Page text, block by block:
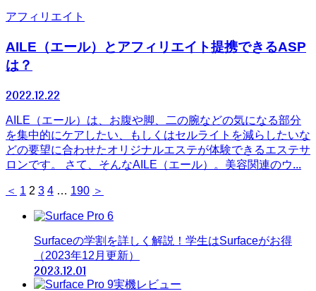
アフィリエイト
AILE（エール）とアフィリエイト提携できるASP
は？
2022.12.22
AILE（エール）は、お腹や脚、二の腕などの気になる部分
を集中的にケアしたい、もしくはセルライトを減らしたいな
どの要望に合わせたオリジナルエステが体験できるエステサ
ロンです。 さて、そんなAILE（エール）。美容関連のウ...
＜ 1 2 3 4 … 190 ＞
Surfaceの学割を詳しく解説！学生はSurfaceがお得
（2023年12月更新）
2023.12.01